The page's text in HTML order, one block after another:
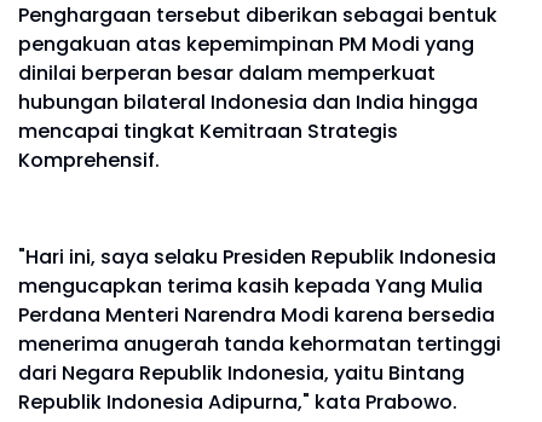
Penghargaan tersebut diberikan sebagai bentuk
pengakuan atas kepemimpinan PM Modi yang
dinilai berperan besar dalam memperkuat
hubungan bilateral Indonesia dan India hingga
mencapai tingkat Kemitraan Strategis
Komprehensif.
"Hari ini, saya selaku Presiden Republik Indonesia
mengucapkan terima kasih kepada Yang Mulia
Perdana Menteri Narendra Modi karena bersedia
menerima anugerah tanda kehormatan tertinggi
dari Negara Republik Indonesia, yaitu Bintang
Republik Indonesia Adipurna," kata Prabowo.